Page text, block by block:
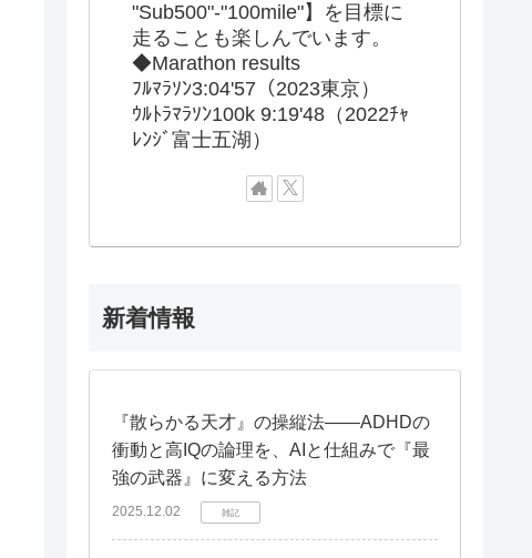
"Sub500"-"100mile"】を目標に
走ることも楽しんでいます。
◆Marathon results
ﾌﾙﾏﾗｿﾝ3:04'57（2023東京）
ｳﾙﾄﾗﾏﾗｿﾝ100k 9:19'48（2022ﾁｬ
ﾚﾝｼﾞ富士五湖）
新着情報
『散らかる天才』の操縦法——ADHDの
衝動と高IQの論理を、AIと仕組みで『最
強の武器』に変える方法
2025.12.02 雑記